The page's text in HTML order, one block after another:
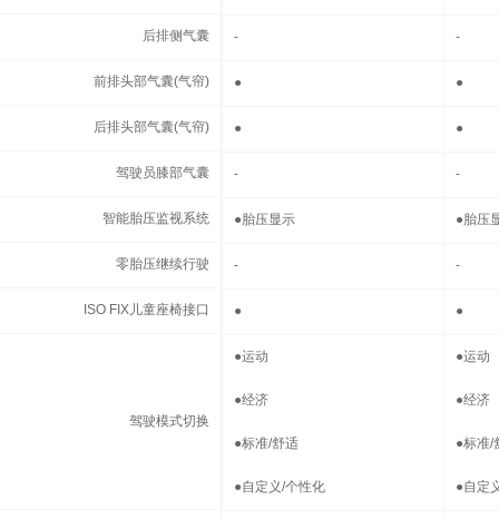
后排侧气囊 - -
前排头部气囊(气帘) ● ●
后排头部气囊(气帘) ● ●
驾驶员膝部气囊 - -
智能胎压监视系统 ●胎压显示 ●胎压
零胎压继续行驶 - -
ISO FIX儿童座椅接口 ● ●
●运动
●经济
●标准/舒适
●自定义/个性化
●运动
●经济
●标准/
●自定
后排侧气囊
前排头部气囊(气帘)
后排头部气囊(气帘)
驾驶员膝部气囊
智能胎压监视系统
零胎压继续行驶
ISO FIX儿童座椅接口
驾驶模式切换